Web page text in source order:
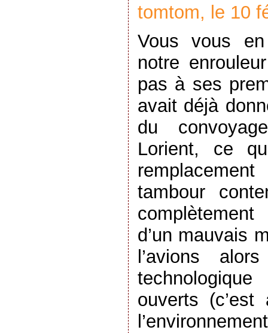
tomtom, le 10
Vous vous
notre
pas à ses
avait déjà
du
Lorient, ce
tambour
d’un mauvais
l’avions
ouverts